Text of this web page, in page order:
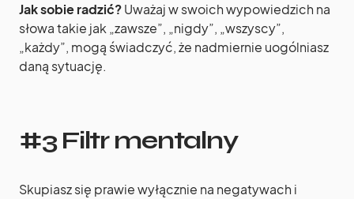
Jak sobie radzić?Uważaj w swoich wypowiedzich na
słowa takie jak „zawsze”, „nigdy”, „wszyscy”,
„każdy”, mogą świadczyć, że nadmiernie uogólniasz
daną sytuację.
#3 Filtr mentalny
Skupiasz się prawie wyłącznie na negatywach i